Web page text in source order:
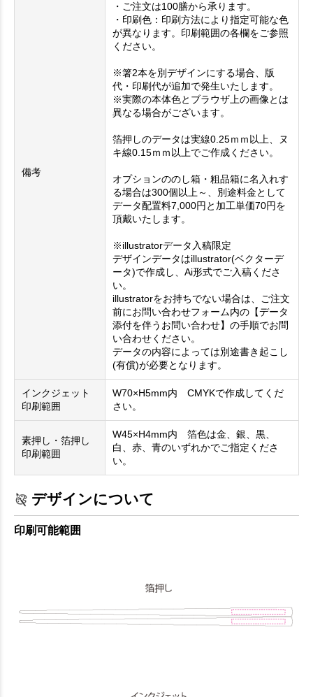
備考
・ご注文は100膳から承ります。
・印刷色：印刷方法により指定可能な色
が異なります。印刷範囲の各欄をご参照
ください。
※箸2本を別デザインにする場合、版
代・印刷代が追加で発生いたします。
※実際の本体色とブラウザ上の画像とは
異なる場合がございます。
箔押しのデータは実線0.25ｍｍ以上、ヌ
キ線0.15ｍｍ以上でご作成ください。
オプションののし箱・粗品箱に名入れす
る場合は300個以上～、別途料金として
データ配置料7,000円と加工単価70円を
頂戴いたします。
※illustratorデータ入稿限定
デザインデータはillustrator(ベクターデ
ータ)で作成し、Ai形式でご入稿くださ
い。
illustratorをお持ちでない場合は、ご注文
前にお問い合わせフォーム内の【データ
添付を伴うお問い合わせ】の手順でお問
い合わせください。
データの内容によっては別途書き起こし
(有償)が必要となります。
インクジェット
印刷範囲
W70×H5mm内 CMYKで作成してくだ
さい。
素押し・箔押し
印刷範囲
W45×H4mm内 箔色は金、銀、黒、
白、赤、青のいずれかでご指定くださ
い。
デザインについて
印刷可能範囲